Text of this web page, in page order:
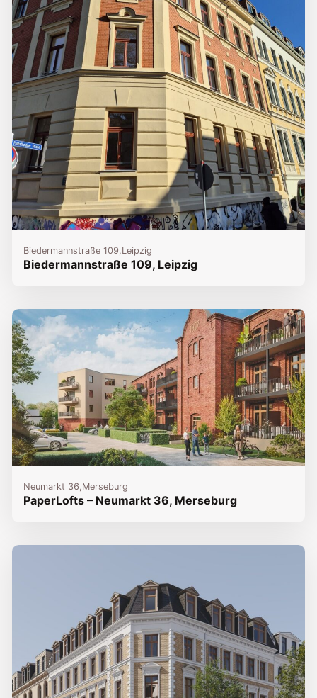
Biedermannstraße 109,Leipzig
Biedermannstraße 109, Leipzig
Neumarkt 36, Merseburg
PaperLofts – Neumarkt 36, Merseburg